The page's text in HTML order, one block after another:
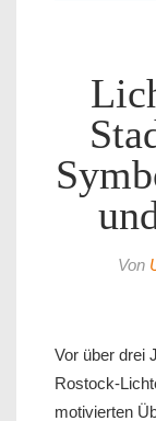
Von
Vor über drei
Rostock-
motivierten